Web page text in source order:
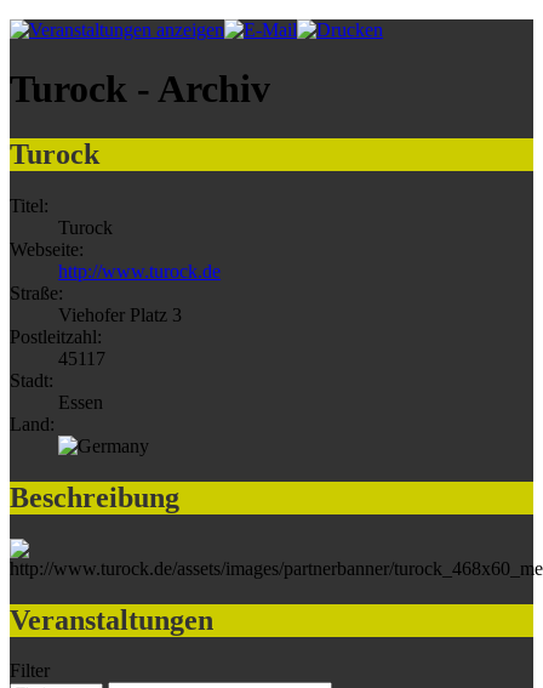
Turock - Archiv
Turock
Titel:
Turock
Webseite:
http://www.turock.de
Straße:
Viehofer Platz 3
Postleitzahl:
45117
Stadt:
Essen
Land:
Beschreibung
Veranstaltungen
Filter